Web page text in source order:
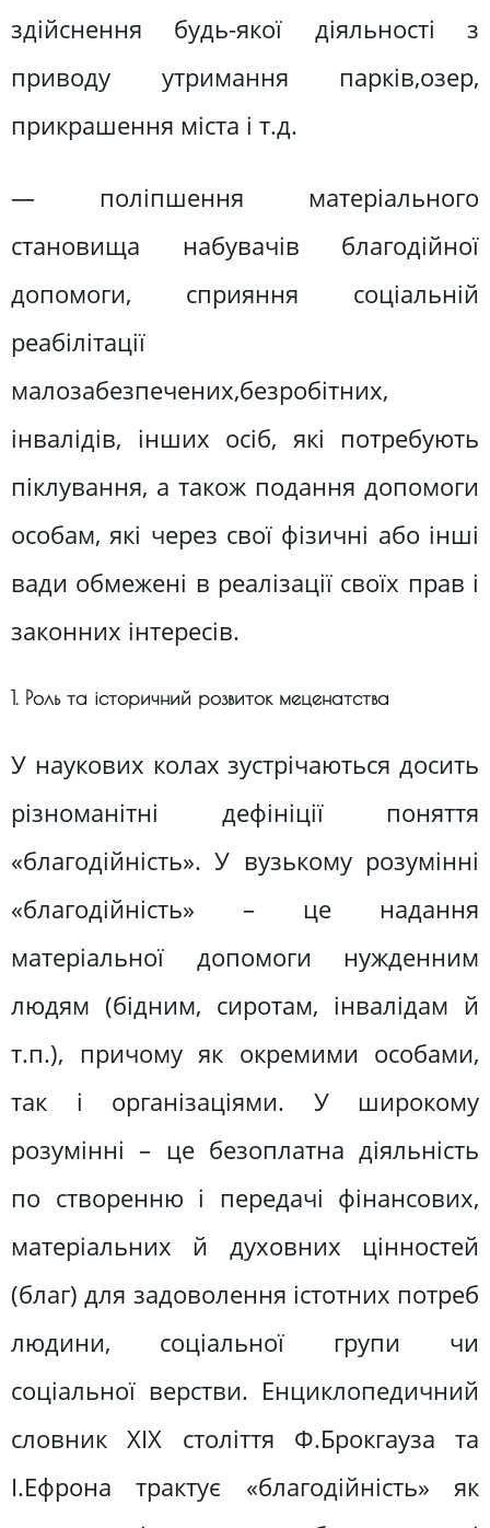
здійснення будь-якої діяльності з
приводу утримання парків,озер,
прикрашення міста і т.д.
— поліпшення матеріального
становища набувачів благодійної
допомоги, сприяння соціальній
реабілітації
малозабезпечених,безробітних,
інвалідів, інших осіб, які потребують
піклування, а також подання допомоги
особам, які через свої фізичні або інші
вади обмежені в реалізації своїх прав і
законних інтересів.
1. Роль та історичний розвиток меценатства
У наукових колах зустрічаються досить
різноманітні дефініції поняття
«благодійність». У вузькому розумінні
«благодійність» – це надання
матеріальної допомоги нужденним
людям (бідним, сиротам, інвалідам й
т.п.), причому як окремими особами,
так і організаціями. У широкому
розумінні – це безоплатна діяльність
по створенню і передачі фінансових,
матеріальних й духовних цінностей
(благ) для задоволення істотних потреб
людини, соціальної групи чи
соціальної верстви. Енциклопедичний
словник ХІХ століття Ф.Брокгауза та
І.Ефрона трактує «благодійність» як